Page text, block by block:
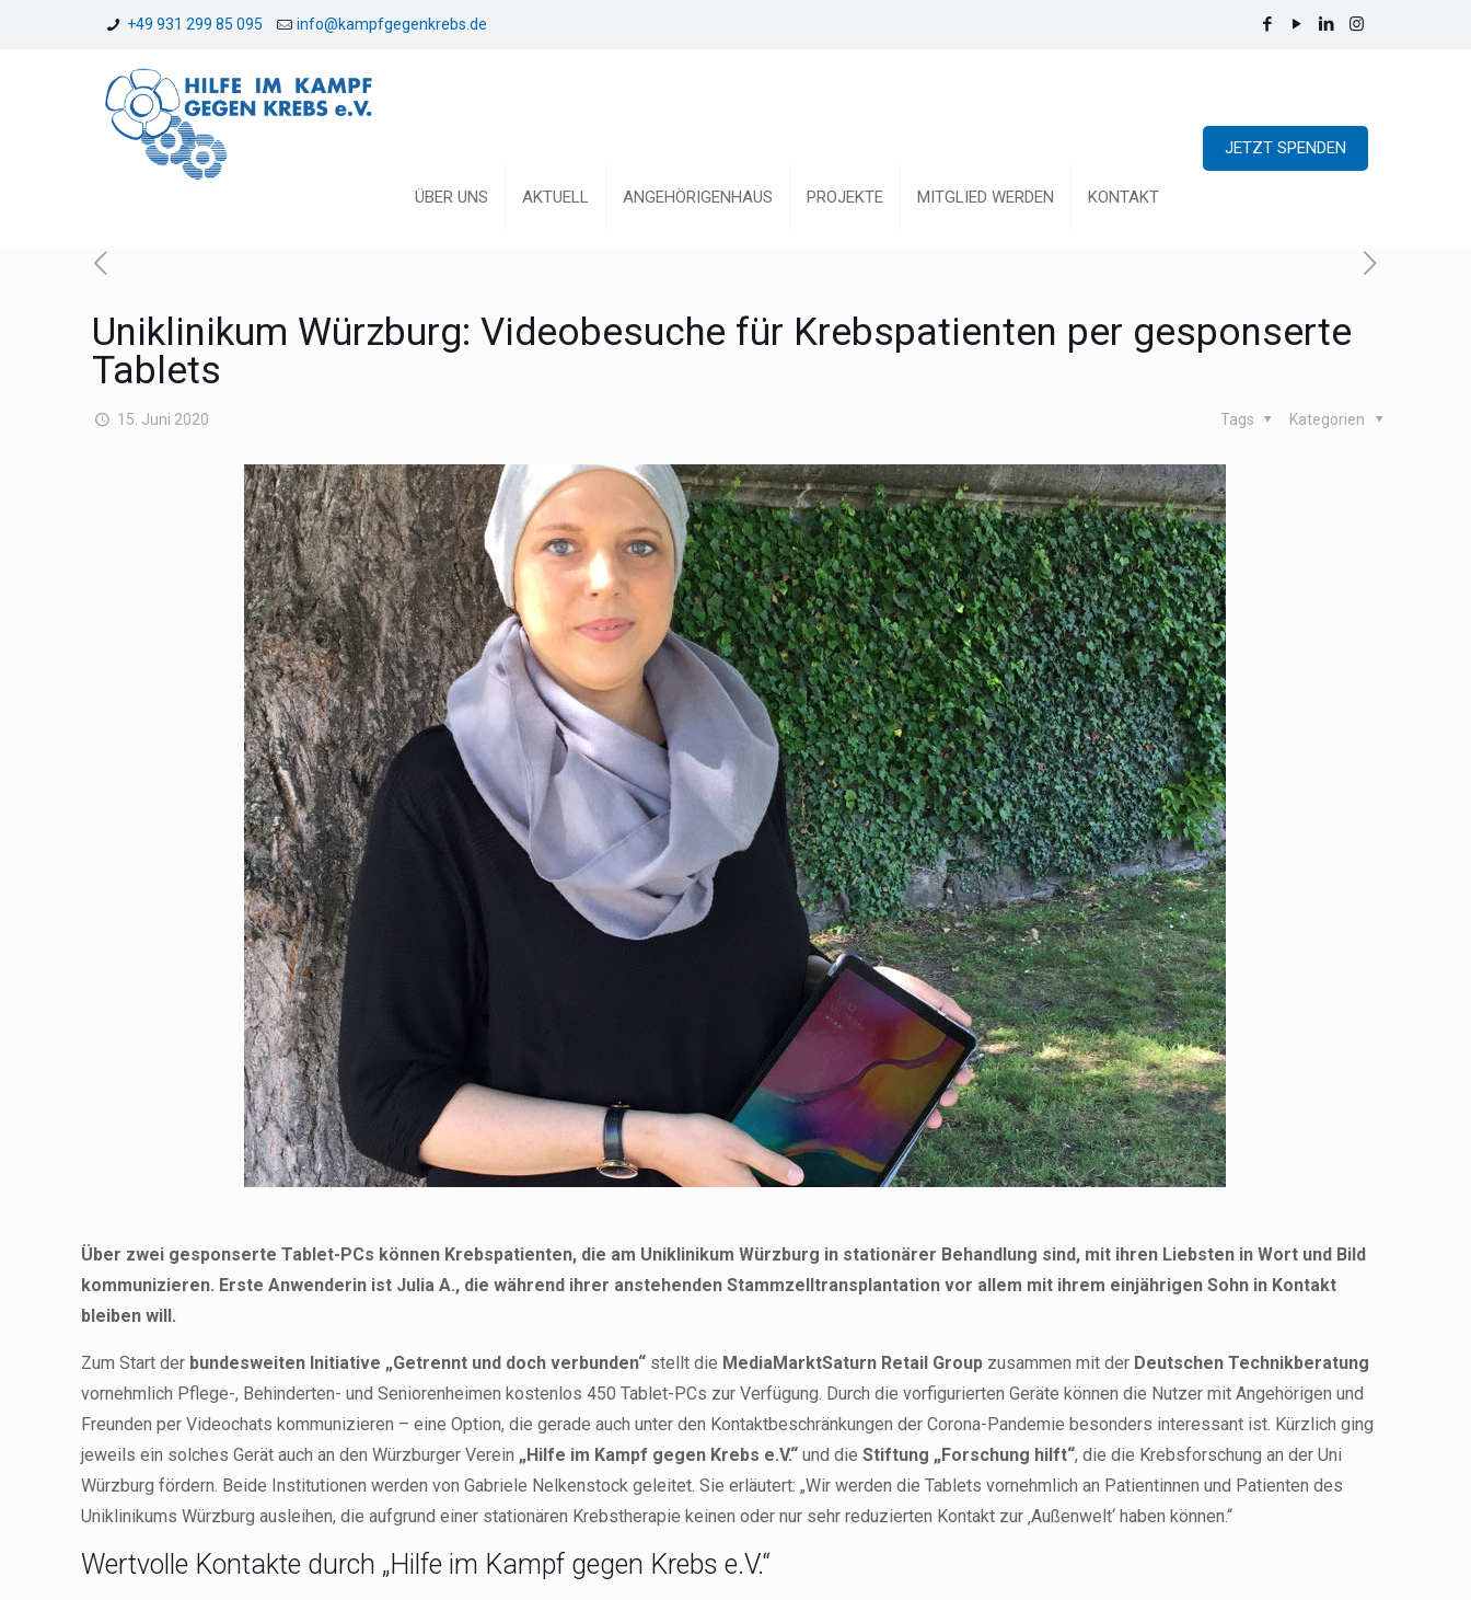
+49 931 299 85 095 info@kampfgegenkrebs.de
ÜBER UNS AKTUELL ANGEHÖRIGENHAUS PROJEKTE MITGLIED WERDEN KONTAKT
JETZT SPENDEN
Uniklinikum Würzburg: Videobesuche für Krebspatienten per gesponserte
Tablets
15. Juni 2020 Kategorien
Tags
Über zwei gesponserte Tablet-PCs können Krebspatienten, die am Uniklinikum Würzburg in stationärer Behandlung sind, mit ihren Liebsten in Wort und Bild
kommunizieren. Erste Anwenderin ist Julia A., die während ihrer anstehenden Stammzelltransplantation vor allem mit ihrem einjährigen Sohn in Kontakt
bleiben will.
Zum Start der bundesweiten Initiative „Getrennt und doch verbunden“ stellt die MediaMarktSaturn Retail Group zusammen mit der Deutschen Technikberatung
vornehmlich Pflege-, Behinderten- und Seniorenheimen kostenlos 450 Tablet-PCs zur Verfügung. Durch die vorfigurierten Geräte können die Nutzer mit Angehörigen und
Freunden per Videochats kommunizieren – eine Option, die gerade auch unter den Kontaktbeschränkungen der Corona-Pandemie besonders interessant ist. Kürzlich ging
jeweils ein solches Gerät auch an den Würzburger Verein „Hilfe im Kampf gegen Krebs e.V.“und dieStiftung „Forschung hilft“, die die Krebsforschung an der Uni
Würzburg fördern. Beide Institutionen werden von Gabriele Nelkenstock geleitet. Sie erläutert: „Wir werden die Tablets vornehmlich an Patientinnen und Patienten des
Uniklinikums Würzburg ausleihen, die aufgrund einer stationären Krebstherapie keinen oder nur sehr reduzierten Kontakt zur ‚Außenwelt‘ haben können.“
Wertvolle Kontakte durch „Hilfe im Kampf gegen Krebs e.V.“